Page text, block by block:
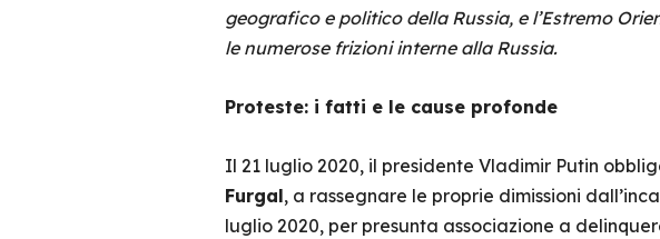
geografico e politico della Russia, e l’Estremo
le numerose frizioni interne alla Russia.
Proteste: i fatti e le cause profonde
Il 21 luglio 2020, il presidente Vladimir Putin
Furgal, a rassegnare le proprie dimissioni
luglio 2020, per presunta associazione a